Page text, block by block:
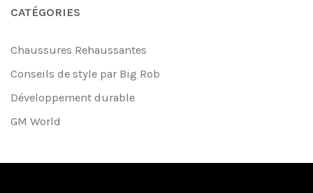
CATÉGORIES
Chaussures Rehaussantes
Conseils de style par Big Rob
Développement durable
GM World